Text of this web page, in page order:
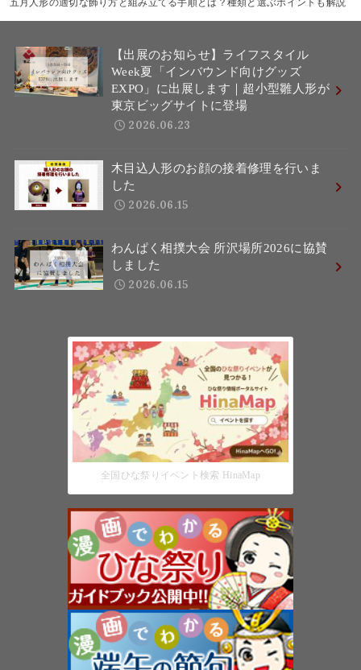
五月人形の適切な飾り方と組み立てる手順とは？種類と選ぶポイントも解説
【出展のお知らせ】ライフスタイル
Week夏「インバウンド向けグッズ
EXPO」に出展します｜超小型雛人形が
東京ビッグサイトに登場
2026.06.23
木目込人形のお顔の接着修理を行いま
した
2026.06.15
わんぱく相撲大会 所沢場所2026に協賛
しました
2026.06.15
全国ひな祭りイベント検索 HinaMap